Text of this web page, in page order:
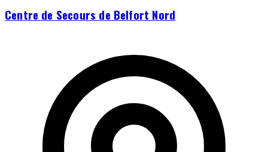
Centre de Secours de Belfort Nord